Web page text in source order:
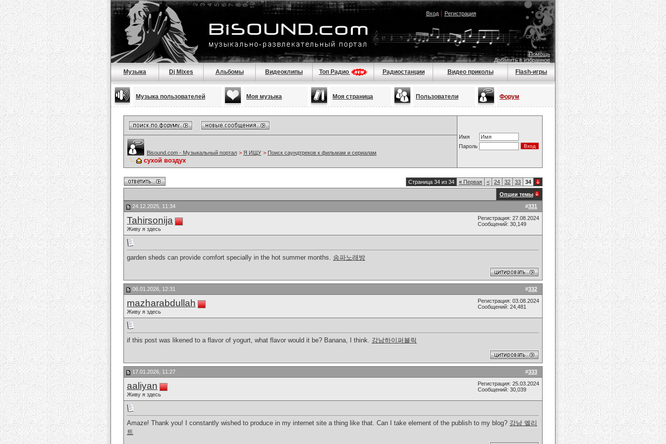
Вход| Регистрация
Помощь
Добавить в избранное
Музыка Dj Mixes Альбомы Видеоклипы Топ Радио Радиостанции Видео приколы Flash-игры
Музыка пользователей Моя музыка Моя страница Пользователи Форум
Имя
Пароль
Bisound.com - Музыкальный портал > Я ИЩУ > Поиск саундтреков к фильмам и сериалам
сухой воздух
Страница 34 из 34 « Первая < 24 32 33 34
Опции темы
#331
24.12.2025, 11:34
Tahirsonija
Живу я здесь
Регистрация: 27.08.2024
Сообщений: 30,149
garden sheds can provide comfort specially in the hot summer months. 송파노래방
#332
06.01.2026, 12:31
mazharabdullah
Живу я здесь
Регистрация: 03.08.2024
Сообщений: 24,481
if this post was likened to a flavor of yogurt, what flavor would it be? Banana, I think. 강남하이퍼블릭
#333
17.01.2026, 11:27
aaliyan
Живу я здесь
Регистрация: 25.03.2024
Сообщений: 30,039
Amaze! Thank you! I constantly wished to produce in my internet site a thing like that. Can I take element of the publish to my blog? 강남 엘리
트